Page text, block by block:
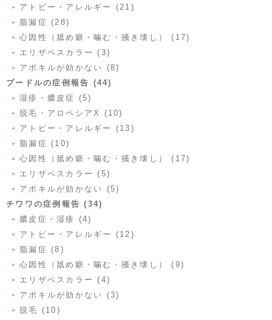
アトピー・アレルギー (21)
脂漏症 (28)
心因性（舐め癖・噛む・掻き壊し） (17)
エリザベスカラー (3)
アポキルが効かない (8)
プードルの症例報告 (44)
湿疹・膿皮症 (5)
脱毛・アロペシアX (10)
アトピー・アレルギー (13)
脂漏症 (10)
心因性（舐め癖・噛む・掻き壊し） (17)
エリザベスカラー (5)
アポキルが効かない (5)
チワワの症例報告 (34)
膿皮症・湿疹 (4)
アトピー・アレルギー (12)
脂漏症 (8)
心因性（舐め癖・噛む・掻き壊し） (9)
エリザベスカラー (4)
アポキルが効かない (3)
脱毛 (10)